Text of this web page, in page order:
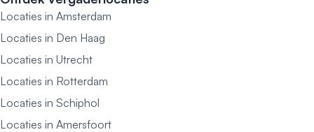
Locaties in Amsterdam
Locaties in Den Haag
Locaties in Utrecht
Locaties in Rotterdam
Locaties in Schiphol
Locaties in Amersfoort